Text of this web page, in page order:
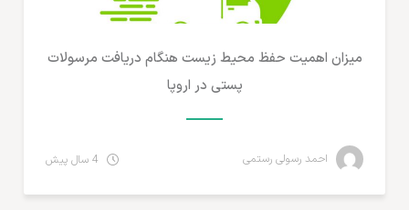
میزان اهمیت حفظ محیط زیست هنگام دریافت مرسولات
پستی در اروپا
احمد رسولی رستمی